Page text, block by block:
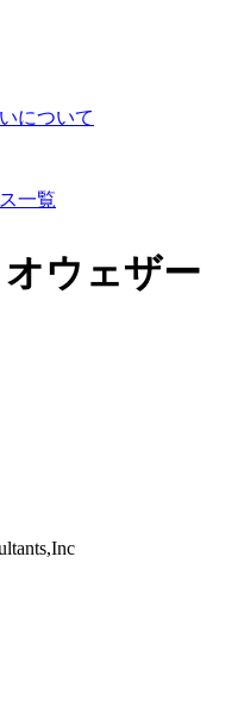
について
一覧
ウェザー